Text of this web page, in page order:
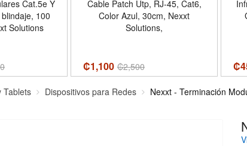
Cat.5e Y
100
Solutions
Cable Patch Utp, RJ-45, Cat6,
Color Azul, 30cm, Nexxt
Solutions,
₡1,100 ₡2,500
Tablets Dispositivos para Redes Nexxt - Terminación